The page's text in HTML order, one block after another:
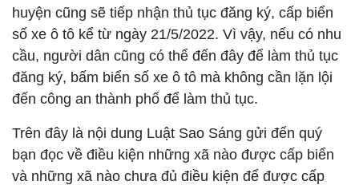
huyện cũng sẽ tiếp nhận thủ tục đăng ký, cấp biển
số xe ô tô kể từ ngày 21/5/2022. Vì vậy, nếu có nhu
cầu, người dân cũng có thể đến đây để làm thủ tục
đăng ký, bấm biển số xe ô tô mà không cần lặn lội
đến công an thành phố để làm thủ tục.
Trên đây là nội dung Luật Sao Sáng gửi đến quý
bạn đọc về điều kiện những xã nào được cấp biển
và những xã nào chưa đủ điều kiện để được cấp